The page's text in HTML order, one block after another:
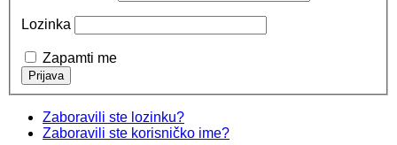
Lozinka
Zapamti me
Zaboravili ste lozinku?
Zaboravili ste korisničko ime?